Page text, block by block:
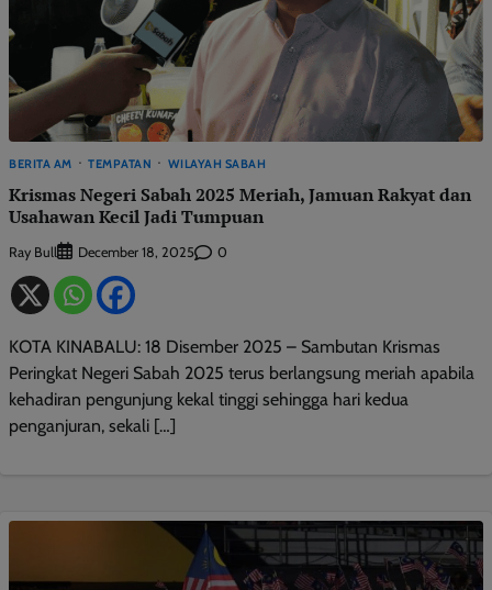
BERITA AM TEMPATAN WILAYAH SABAH
Krismas Negeri Sabah 2025 Meriah, Jamuan Rakyat dan
Usahawan Kecil Jadi Tumpuan
Ray Bull December 18, 2025 0
KOTA KINABALU: 18 Disember 2025 – Sambutan Krismas
Peringkat Negeri Sabah 2025 terus berlangsung meriah apabila
kehadiran pengunjung kekal tinggi sehingga hari kedua
penganjuran, sekali […]